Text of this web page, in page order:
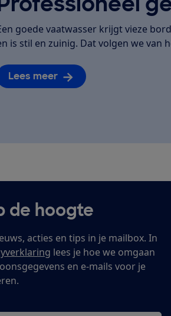
goede vaatwasser krijgt vieze
is stil en zuinig. Dat volgen we van
Lees meer
de hoogte
acties en tips in je mailbox. In
lees je hoe we omgaan
en e-mails voor je